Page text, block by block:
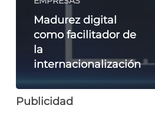
Madurez digital
como facilitador de
la
internacionalización
Publicidad